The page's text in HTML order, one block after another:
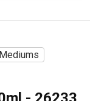
Mediums